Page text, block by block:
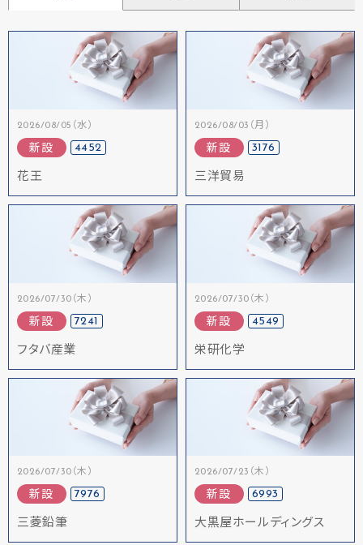
2026/08/05（水）
新設 4452
花王
2026/08/03（月）
新設 3176
三洋貿易
2026/07/30（木）
新設 7241
フタバ産業
2026/07/30（木）
新設 4549
栄研化学
2026/07/30（木）
新設 7976
三菱鉛筆
2026/07/23（木）
新設 6993
大黒屋ホールディングス